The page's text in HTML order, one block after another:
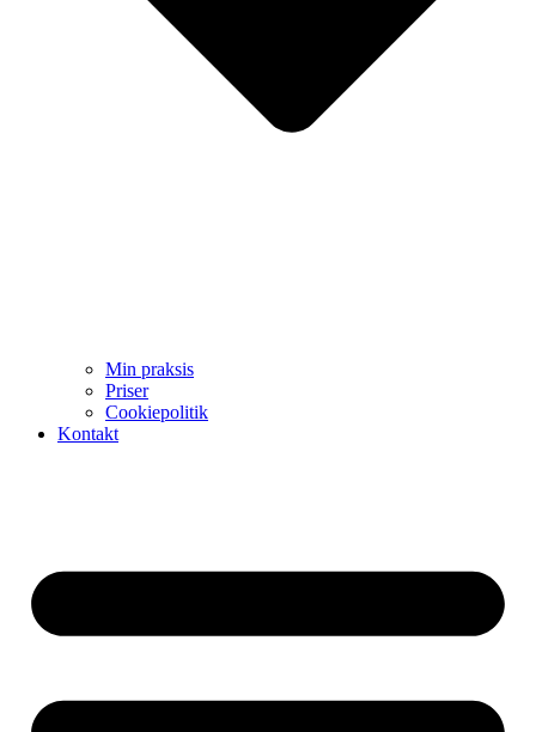
Min praksis
Priser
Cookiepolitik
Kontakt